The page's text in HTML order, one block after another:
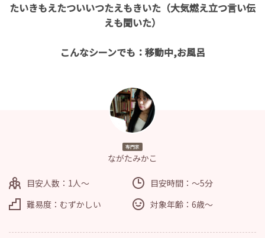
たいきもえたついいつたえもきいた（大気燃え立つ言い伝
えも聞いた）
こんなシーンでも：移動中,お風呂
専門家
ながたみかこ
目安人数：1人～
目安時間：～5分
難易度：むずかしい
対象年齢：6歳～